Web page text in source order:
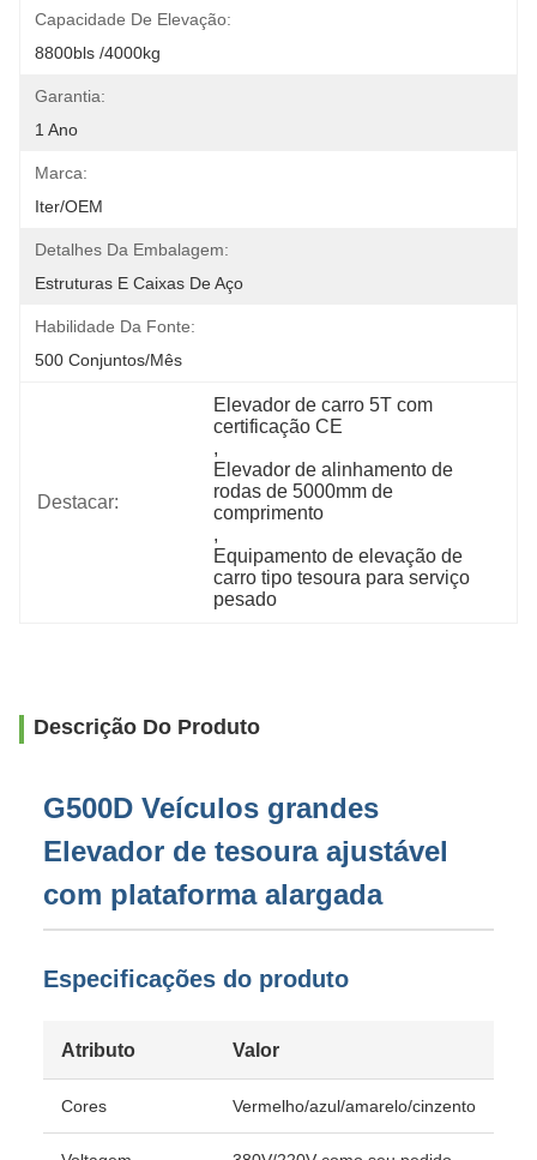
Capacidade De Elevação:
8800bls /4000kg
Garantia:
1 Ano
Marca:
Iter/OEM
Detalhes Da Embalagem:
Estruturas E Caixas De Aço
Habilidade Da Fonte:
500 Conjuntos/mês
Destacar:
Elevador de carro 5T com
certificação CE
,
Elevador de alinhamento de
rodas de 5000mm de
comprimento
,
Equipamento de elevação de
carro tipo tesoura para serviço
pesado
Descrição Do Produto
G500D Veículos grandes
Elevador de tesoura ajustável
com plataforma alargada
Especificações do produto
Atributo Valor
Cores Vermelho/azul/amarelo/cinzento